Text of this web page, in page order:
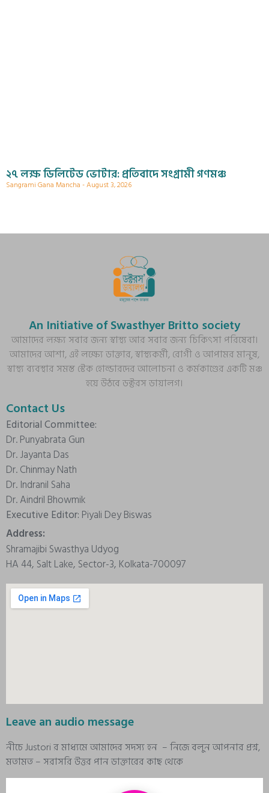
২৭ লক্ষ ডিলিটেড ভোটার: প্রতিবাদে সংগ্রামী গণমঞ্চ
Sangrami Gana Mancha August 3, 2026
An Initiative of Swasthyer Britto society
আমাদের লক্ষ্য সবার জন্য স্বাস্থ্য আর সবার জন্য চিকিৎসা পরিষেবা।
আমাদের আশা, এই লক্ষ্যে ডাক্তার, স্বাস্থ্যকর্মী, রোগী ও আপামর মানুষ,
স্বাস্থ্য ব্যবস্থার সমস্ত স্টেক হোল্ডারদের আলোচনা ও কর্মকাণ্ডের একটি মঞ্চ
হয়ে উঠবে ডক্টরস ডায়ালগ।
Contact Us
Editorial Committee:
Dr. Punyabrata Gun
Dr. Jayanta Das
Dr. Chinmay Nath
Dr. Indranil Saha
Dr. Aindril Bhowmik
Executive Editor: Piyali Dey Biswas
Address:
Shramajibi Swasthya Udyog
HA 44, Salt Lake, Sector-3, Kolkata-700097
Leave an audio message
নীচে Justori র মাধ্যমে আমাদের সদস্য হন – নিজে বলুন আপনার প্রশ্ন,
মতামত – সরাসরি উত্তর পান ডাক্তারের কাছ থেকে